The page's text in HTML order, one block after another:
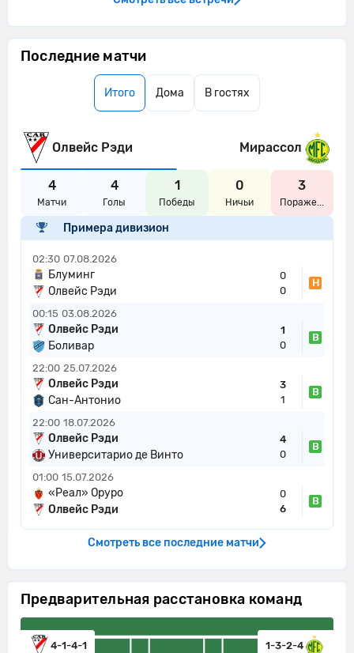
Последние матчи
Итого Дома В гостях
Олвейс Рэди Мирассол
4
Матчи
4
Голы
1
Победы
0
Ничьи
3
Пораже...
Примера дивизион
02:30 07.08.2026
Блуминг
Олвейс Рэди
0
0
Н
00:15 03.08.2026
Олвейс Рэди
Боливар
1
0
В
22:00 25.07.2026
Олвейс Рэди
Сан-Антонио
3
1
В
22:00 18.07.2026
Олвейс Рэди
Университарио де Винто
4
0
В
01:00 15.07.2026
«Реал» Оруро
Олвейс Рэди
0
6
В
Смотреть все последние матчи
Предварительная расстановка команд
4-1-4-1 1-3-2-4